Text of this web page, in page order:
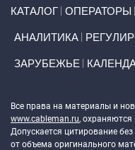
КАТАЛОГ ОПЕРАТОРЫ
АНАЛИТИКА
ЗАРУБЕЖЬЕ
Все права на материалы и
www.cableman.ru, охраняются
Допускается цитирование
от объема оригинального